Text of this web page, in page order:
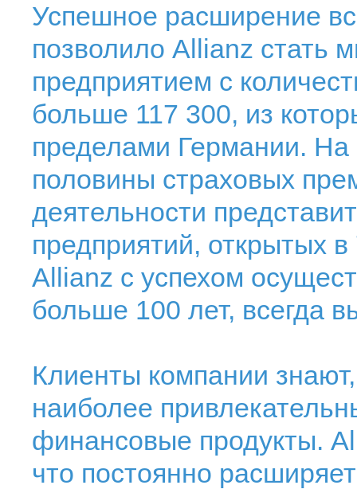
Успешное расширение
позволило Allianz стать
предприятием с
больше 117 300, из
пределами Германии.
половины страховых
деятельности
предприятий, открытых
Allianz с успехом
больше 100 лет, всегда
Клиенты компании
наиболее
финансовые продукты.
что постоянно